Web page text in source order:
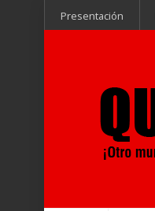
Presentación